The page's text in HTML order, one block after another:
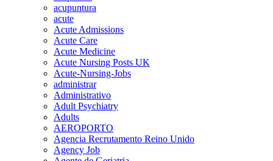
acupuntura
acute
Acute Admissions
Acute Care
Acute Medicine
Acute Nursing Posts UK
Acute-Nursing-Jobs
administrar
Administrativo
Adult Psychiatry
Adults
AEROPORTO
Agencia Recrutamento Reino Unido
Agency Job